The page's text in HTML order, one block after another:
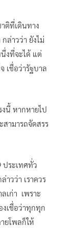
ติที่เดินทาง
ล่าวว่า ยังไม่
งที่จะได้ แต่
เชื่อว่ารัฐบาล
นี้ หากหายไป
สามารถจัดสรร
ประเทศทั่ว
วว่า เราควร
เก่า เพราะ
งเชื่อว่าทุกทุก
ยโพลก็ให้